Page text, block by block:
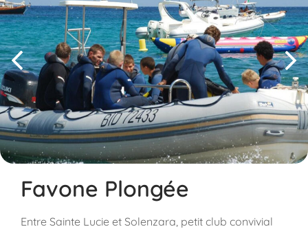
Favone Plongée
Entre Sainte Lucie et Solenzara, petit club convivial